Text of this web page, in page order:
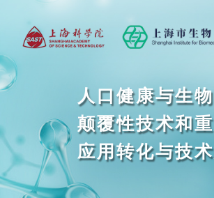
人 口健康与生物
颠覆性技术和重
应用转化与技术